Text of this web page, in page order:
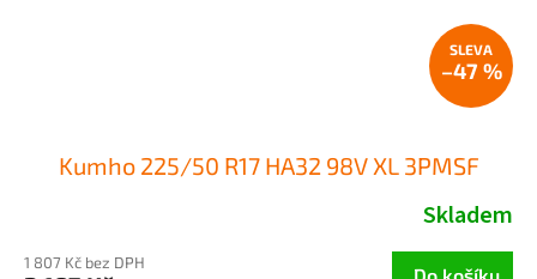
–47 %
Kumho 225/50 R17 HA32 98V XL 3PMSF
Skladem
1 807 Kč bez DPH